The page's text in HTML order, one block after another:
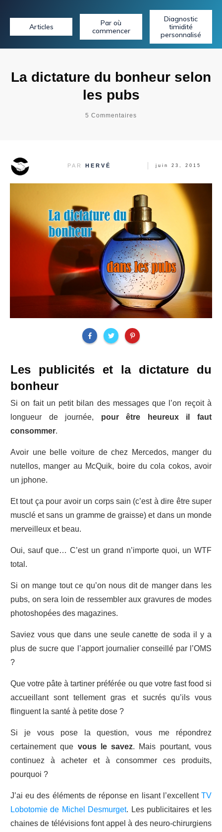
Articles
Par où
commencer
Diagnostic
timidité
personnalisé
La dictature du bonheur selon
les pubs
5 Commentaires
PAR HERVÉ juin 23, 2015
Les publicités et la dictature du
bonheur
Si on fait un petit bilan des messages que l’on reçoit à
longueur de journée, pour être heureux il faut
consommer.
Avoir une belle voiture de chez Mercedos, manger du
nutellos, manger au McQuik, boire du cola cokos, avoir
un jphone.
Et tout ça pour avoir un corps sain (c’est à dire être super
musclé et sans un gramme de graisse) et dans un monde
merveilleux et beau.
Oui, sauf que… C’est un grand n’importe quoi, un WTF
total.
Si on mange tout ce qu’on nous dit de manger dans les
pubs, on sera loin de ressembler aux gravures de modes
photoshopées des magazines.
Saviez vous que dans une seule canette de soda il y a
plus de sucre que l’apport journalier conseillé par l’OMS
?
Que votre pâte à tartiner préférée ou que votre fast food si
accueillant sont tellement gras et sucrés qu’ils vous
flinguent la santé à petite dose ?
Si je vous pose la question, vous me répondrez
certainement que vous le savez. Mais pourtant, vous
continuez à acheter et à consommer ces produits,
pourquoi ?
J’ai eu des éléments de réponse en lisant l’excellent TV
Lobotomie de Michel Desmurget. Les publicitaires et les
chaines de télévisions font appel à des neuro-chirurgiens